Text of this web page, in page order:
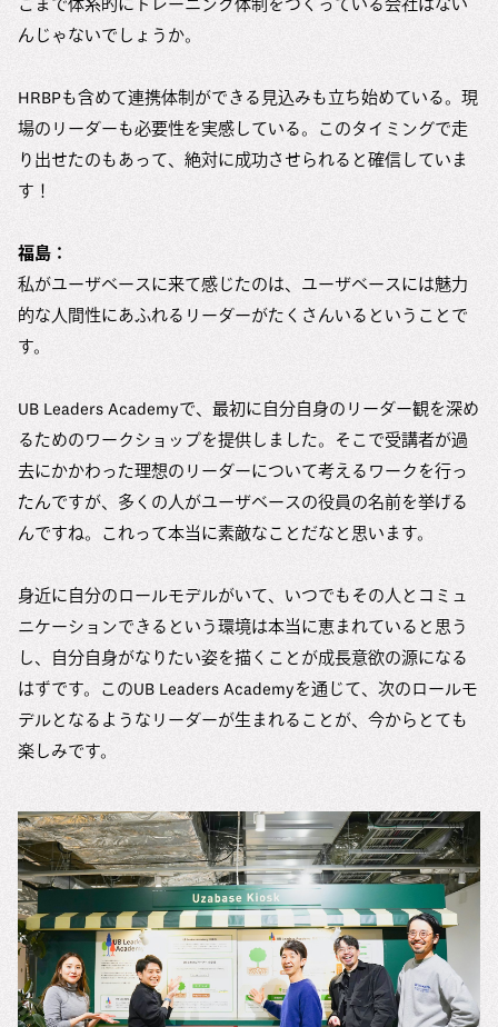
んじゃないでしょうか。
HRBPも含めて連携体制ができる見込みも立ち始めている。現
場のリーダーも必要性を実感している。このタイミングで走
り出せたのもあって、絶対に成功させられると確信していま
す！
福島：
私がユーザベースに来て感じたのは、ユーザベースには魅力
的な人間性にあふれるリーダーがたくさんいるということで
す。
UB Leaders Academyで、最初に自分自身のリーダー観を深め
るためのワークショップを提供しました。そこで受講者が過
去にかかわった理想のリーダーについて考えるワークを行っ
たんですが、多くの人がユーザベースの役員の名前を挙げる
んですね。これって本当に素敵なことだなと思います。
身近に自分のロールモデルがいて、いつでもその人とコミュ
ニケーションできるという環境は本当に恵まれていると思う
し、自分自身がなりたい姿を描くことが成長意欲の源になる
はずです。このUB Leaders Academyを通じて、次のロールモ
デルとなるようなリーダーが生まれることが、今からとても
楽しみです。